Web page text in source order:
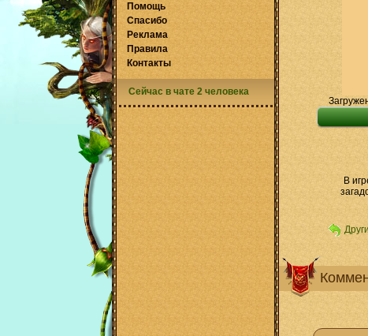
В
Помощь
Спасибо
Реклама
Правила
Контакты
Сейчас в чате 2 человека